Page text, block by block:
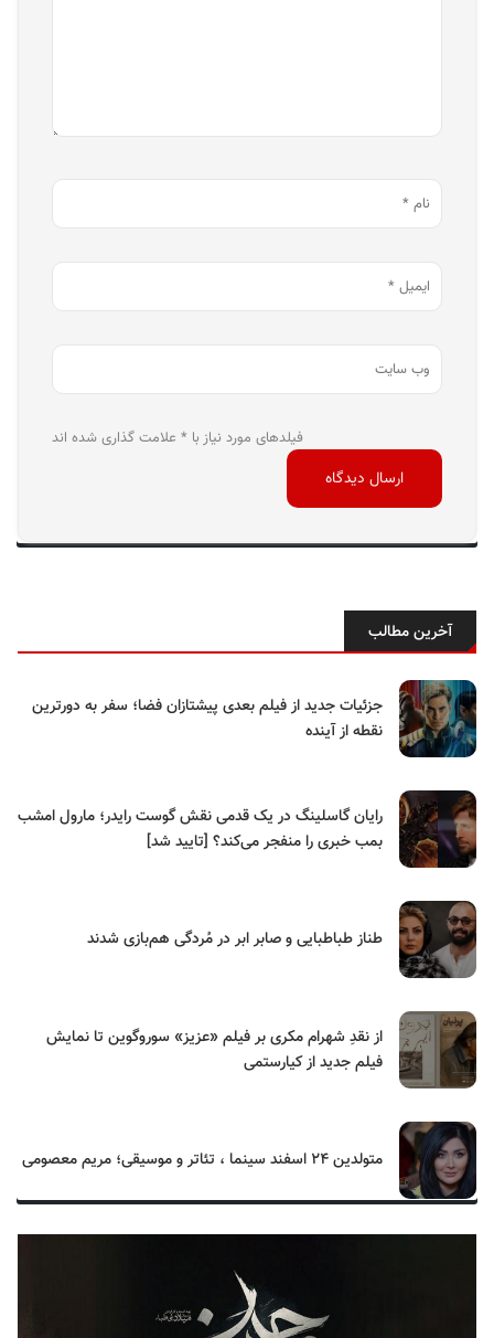
فیلدهای مورد نیاز با * علامت گذاری شده اند
آخرین مطالب
جزئیات جدید از فیلم بعدی پیشتازان فضا؛ سفر به دورترین
نقطه از آینده
رایان گاسلینگ در یک قدمی نقش گوست رایدر؛ مارول امشب
بمب خبری را منفجر می‌کند؟ [تایید شد]
طناز طباطبایی و صابر ابر در مُردگی هم‌بازی شدند
از نقدِ شهرام مکری بر فیلم «عزیز» سوروگوین تا نمایش
فیلم جدید از کیارستمی
متولدین ۲۴ اسفند سینما ، تئاتر و موسیقی؛ مریم معصومی